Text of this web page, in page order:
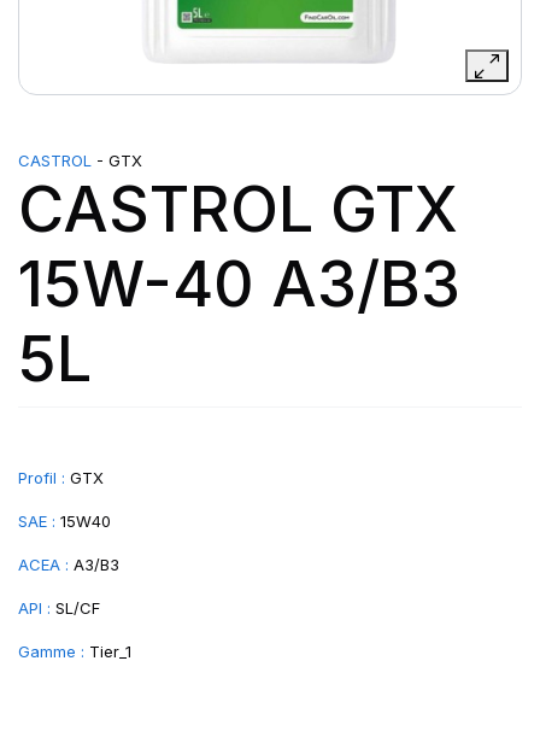
CASTROL - GTX
CASTROL GTX
15W-40 A3/B3
5L
Profil : GTX
SAE : 15W40
ACEA : A3/B3
API : SL/CF
Gamme : Tier_1